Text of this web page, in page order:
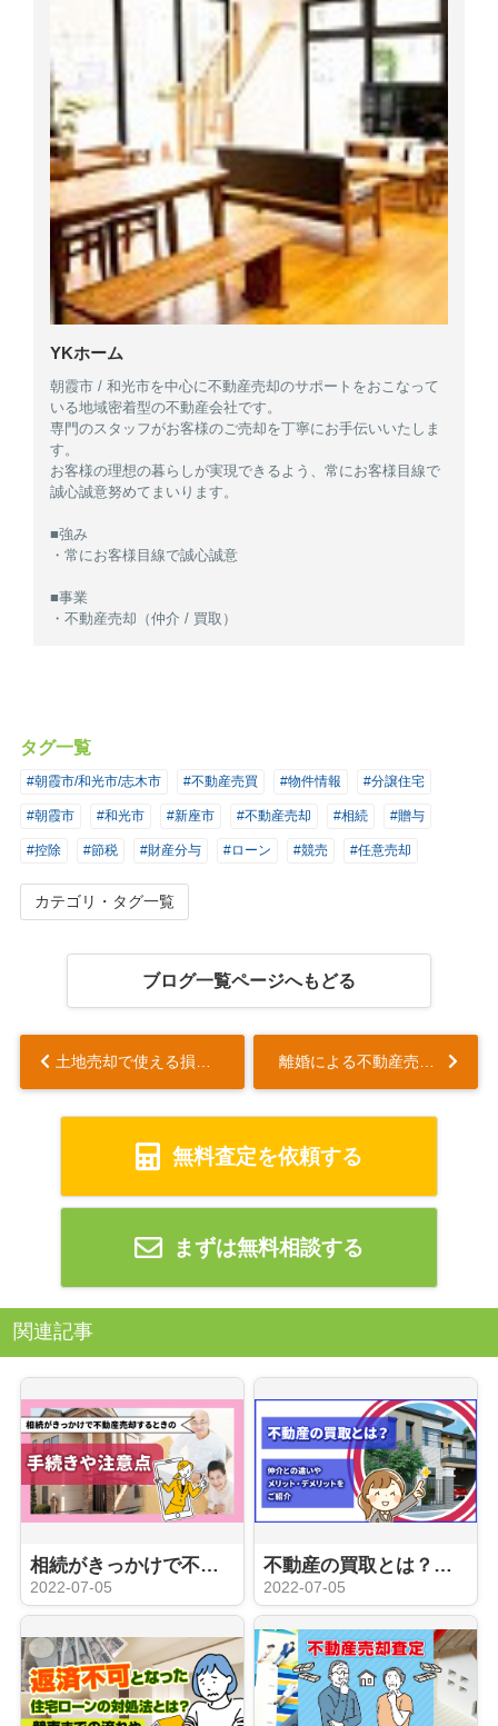
YKホーム
朝霞市 / 和光市を中心に不動産売却のサポートをおこなって
いる地域密着型の不動産会社です。
専門のスタッフがお客様のご売却を丁寧にお手伝いいたしま
す。
お客様の理想の暮らしが実現できるよう、常にお客様目線で
誠心誠意努めてまいります。
■強み
・常にお客様目線で誠心誠意
■事業
・不動産売却（仲介 / 買取）
タグ一覧
#朝霞市/和光市/志木市 #不動産売買 #物件情報 #分譲住宅
#朝霞市 #和光市 #新座市 #不動産売却 #相続 #贈与
#控除 #節税 #財産分与 #ローン #競売 #任意売却
カテゴリ・タグ一覧
ブログ一覧ページへもどる
無料査定を依頼する
まずは無料相談する
関連記事
相続がきっかけで不動産売却するときの手続きや注意点
2022-07-05
不動産の買取とは？仲介との違いやメリット・デメリットをご紹介
2022-07-05